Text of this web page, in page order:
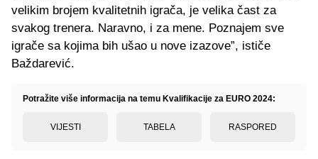
velikim brojem kvalitetnih igrača, je velika čast za
svakog trenera. Naravno, i za mene. Poznajem sve
igrače sa kojima bih ušao u nove izazove”, ističe
Baždarević.
Potražite više informacija na temu Kvalifikacije za EURO 2024:
VIJESTI TABELA RASPORED